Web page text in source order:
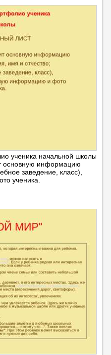
ученика начальной школы
информацию
заведение, класс),
ученика.